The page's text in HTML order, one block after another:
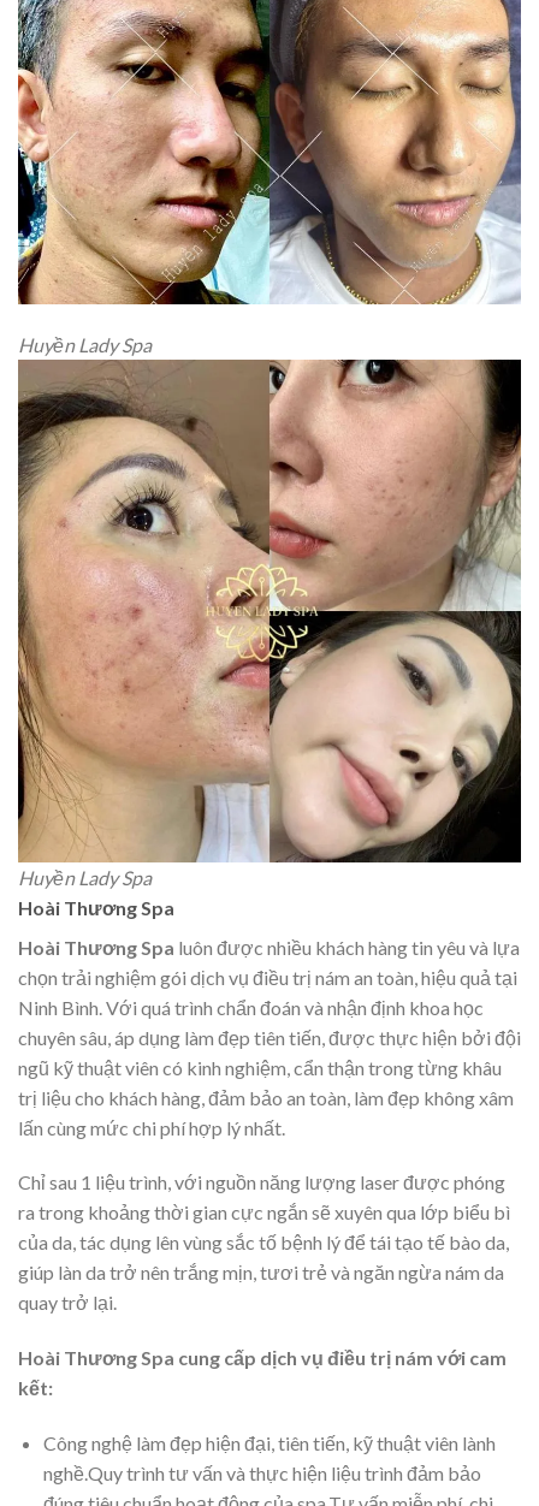
Huyền Lady Spa
Huyền Lady Spa
Hoài Thương Spa
Hoài Thương Spa luôn được nhiều khách hàng tin yêu và lựa
chọn trải nghiệm gói dịch vụ điều trị nám an toàn, hiệu quả tại
Ninh Bình. Với quá trình chẩn đoán và nhận định khoa học
chuyên sâu, áp dụng làm đẹp tiên tiến, được thực hiện bởi đội
ngũ kỹ thuật viên có kinh nghiệm, cẩn thận trong từng khâu
trị liệu cho khách hàng, đảm bảo an toàn, làm đẹp không xâm
lấn cùng mức chi phí hợp lý nhất.
Chỉ sau 1 liệu trình, với nguồn năng lượng laser được phóng
ra trong khoảng thời gian cực ngắn sẽ xuyên qua lớp biểu bì
của da, tác dụng lên vùng sắc tố bệnh lý để tái tạo tế bào da,
giúp làn da trở nên trắng mịn, tươi trẻ và ngăn ngừa nám da
quay trở lại.
Hoài Thương Spa cung cấp dịch vụ điều trị nám với cam
kết:
Công nghệ làm đẹp hiện đại, tiên tiến, kỹ thuật viên lành
nghề.Quy trình tư vấn và thực hiện liệu trình đảm bảo